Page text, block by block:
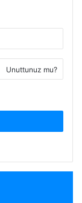
Unuttunuz mu?